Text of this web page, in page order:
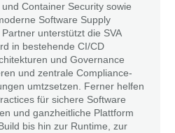
Container Security sowie
Software Supply
unterstützt die SVA
in bestehende CI/CD
und Governance
und zentrale Compliance-
umtzsetzen. Ferner helfen
für sichere Software
und ganzheitliche Plattform
bis hin zur Runtime, zur